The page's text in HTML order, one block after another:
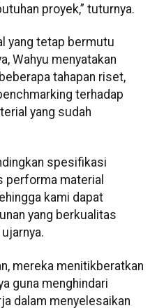
proyek,” tuturnya.
yang tetap bermutu
Wahyu menyatakan
tahapan riset,
terhadap
yang sudah
spesifikasi
performa material
kami dapat
yang berkualitas
mereka menitikberatkan
guna menghindari
dalam menyelesaikan